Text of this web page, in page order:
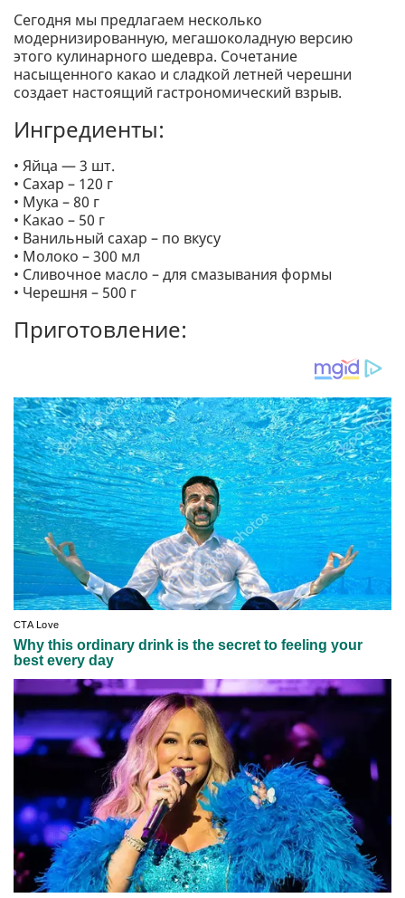
Сегодня мы предлагаем несколько
модернизированную, мегашоколадную версию
этого кулинарного шедевра. Сочетание
насыщенного какао и сладкой летней черешни
создает настоящий гастрономический взрыв.
Ингредиенты:
• Яйца — 3 шт.
• Сахар – 120 г
• Мука – 80 г
• Какао – 50 г
• Ванильный сахар – по вкусу
• Молоко – 300 мл
• Сливочное масло – для смазывания формы
• Черешня – 500 г
Приготовление: